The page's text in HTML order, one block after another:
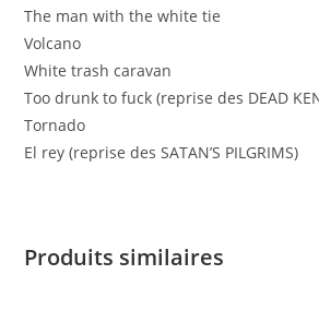
The man with the white tie
Volcano
White trash caravan
Too drunk to fuck (reprise des DEAD
Tornado
El rey (reprise des SATAN’S PILGRIMS)
Produits similaires